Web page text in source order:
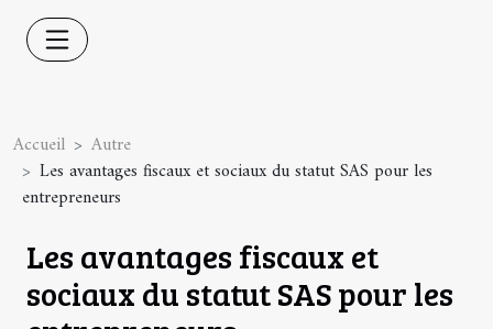
Accueil
Autre
Les avantages fiscaux et sociaux du statut SAS pour les
entrepreneurs
Les avantages fiscaux et
sociaux du statut SAS pour les